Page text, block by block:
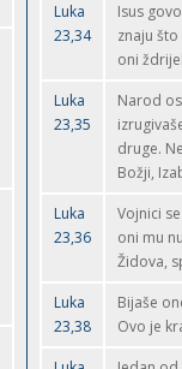
Luka
23,34
Isus
znaju
oni
Luka
23,35
Narod
druge.
Božji,
Luka
23,36
Vojnici
oni mu
Židova,
Luka
23,38
Bijaše
Ovo je